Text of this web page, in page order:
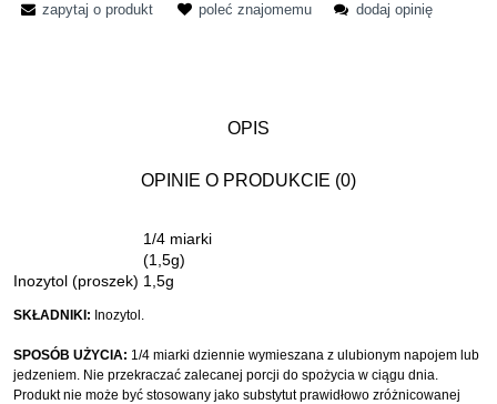
zapytaj o produkt poleć znajomemu dodaj opinię
OPIS
OPINIE O PRODUKCIE (0)
1/4 miarki
(1,5g)
Inozytol (proszek) 1,5g
SKŁADNIKI: Inozytol.
SPOSÓB UŻYCIA: 1/4 miarki dziennie wymieszana z ulubionym napojem lub
jedzeniem. Nie przekraczać zalecanej porcji do spożycia w ciągu dnia.
Produkt nie może być stosowany jako substytut prawidłowo zróżnicowanej